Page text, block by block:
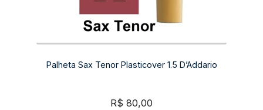
Palheta Sax Tenor Plasticover 1.5 D’Addario
R$ 80,00